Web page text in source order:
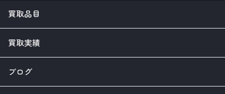
買取品目
買取実績
ブログ